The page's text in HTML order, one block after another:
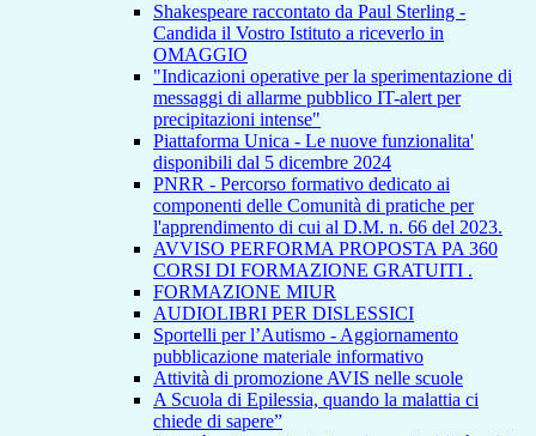
Shakespeare raccontato da Paul Sterling -
Candida il Vostro Istituto a riceverlo in
OMAGGIO
"Indicazioni operative per la sperimentazione di
messaggi di allarme pubblico IT-alert per
precipitazioni intense"
Piattaforma Unica - Le nuove funzionalita'
disponibili dal 5 dicembre 2024
PNRR - Percorso formativo dedicato ai
componenti delle Comunità di pratiche per
l'apprendimento di cui al D.M. n. 66 del 2023.
AVVISO PERFORMA PROPOSTA PA 360
CORSI DI FORMAZIONE GRATUITI .
FORMAZIONE MIUR
AUDIOLIBRI PER DISLESSICI
Sportelli per l’Autismo - Aggiornamento
pubblicazione materiale informativo
Attività di promozione AVIS nelle scuole
A Scuola di Epilessia, quando la malattia ci
chiede di sapere”